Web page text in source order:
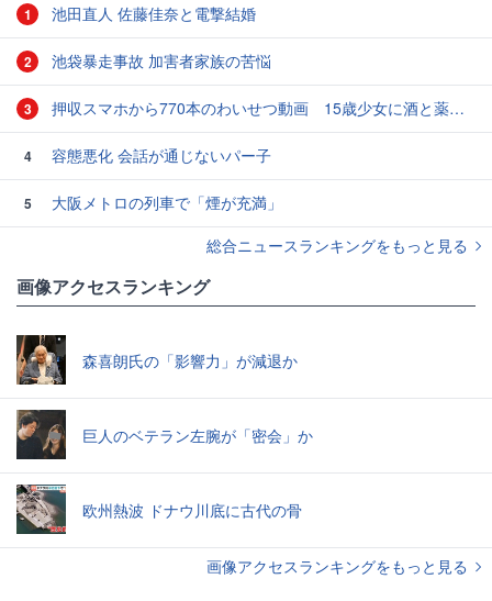
1 池田直人 佐藤佳奈と電撃結婚
2 池袋暴走事故 加害者家族の苦悩
3 押収スマホから770本のわいせつ動画 15歳少女に酒と薬飲ませ性的暴行か 54歳男を再逮捕 「薬もありますよ」とSNSで誘い出し
4 容態悪化 会話が通じないパー子
5
大阪メトロの列車で「煙が充満」
総合ニュースランキングをもっと見る
画像アクセスランキング
森喜朗氏の「影響力」が減退か
巨人のベテラン左腕が「密会」か
欧州熱波 ドナウ川底に古代の骨
画像アクセスランキングをもっと見る